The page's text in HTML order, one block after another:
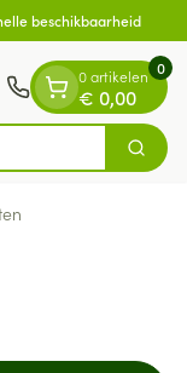
beschikbaarheid
Zoek
0 artikelen
€ 0,00
0